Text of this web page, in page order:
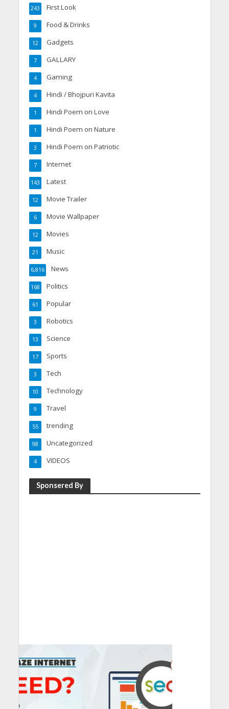
First Look
243
Food & Drinks
9
Gadgets
12
GALLARY
7
Gaming
4
Hindi / Bhojpuri Kavita
4
Hindi Poem on Love
1
Hindi Poem on Nature
1
Hindi Poem on Patriotic
3
Internet
7
Latest
143
Movie Trailer
12
Movie Wallpaper
6
Movies
12
Music
21
News
6,816
Politics
168
Popular
61
Robotics
3
Science
13
Sports
17
Tech
3
Technology
10
Travel
9
trending
55
Uncategorized
98
VIDEOS
4
Sponsered By